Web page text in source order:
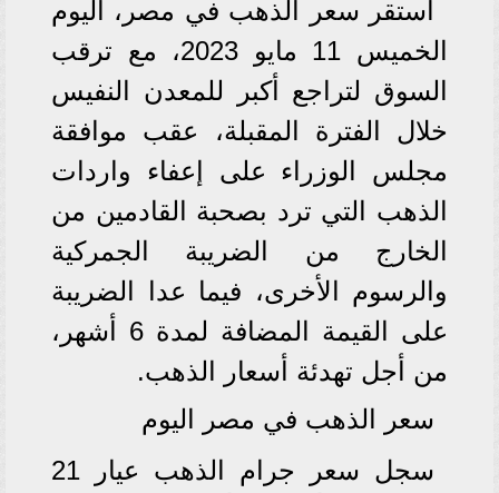
استقر سعر الذهب في مصر، اليوم
الخميس 11 مايو 2023، مع ترقب
السوق لتراجع أكبر للمعدن النفيس
خلال الفترة المقبلة، عقب موافقة
مجلس الوزراء على إعفاء واردات
الذهب التي ترد بصحبة القادمين من
الخارج من الضريبة الجمركية
والرسوم الأخرى، فيما عدا الضريبة
على القيمة المضافة لمدة 6 أشهر،
من أجل تهدئة أسعار الذهب.
سعر الذهب في مصر اليوم
سجل سعر جرام الذهب عيار 21